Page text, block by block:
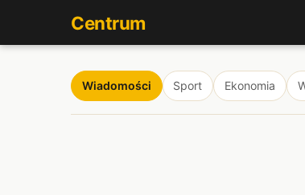
Centrum
Wiadomości Sport Ekonomia